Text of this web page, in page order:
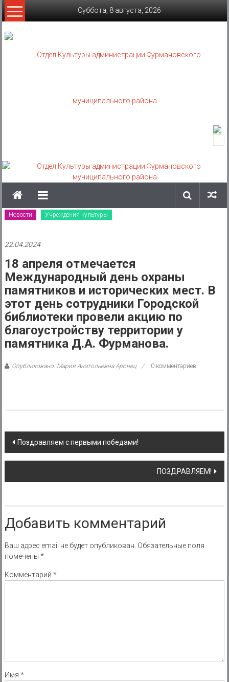
Skip
to
Суббота, 8 августа, 2026
администрации
Фурмановского
муниципального
казенное
учреждение
Новости Учреждения культуры
22.04.2024
18 апреля отмечается
Международный день охраны
памятников и исторических мест. В
этот день сотрудники Городской
библиотеки провели акцию по
благоустройству территории у
памятника Д.А. Фурманова.
Опубликовано: Мария Анатольевна Аронец 0 комментариев
Post
navigation
Поздравляем с первыми победами!
ПОЗДРАВЛЯЕМ!
Добавить комментарий
Ваш адрес email не будет опубликован. Обязательные поля
помечены *
Комментарий *
Имя *